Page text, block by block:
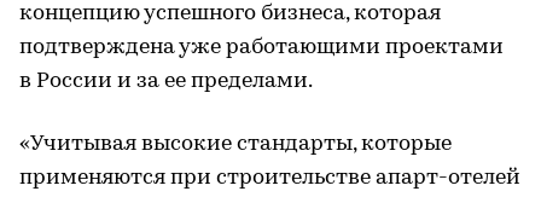
концепцию успешного бизнеса, которая
подтверждена уже работающими проектами
в России и за ее пределами.
«Учитывая высокие стандарты, которые
применяются при строительстве апарт-отелей